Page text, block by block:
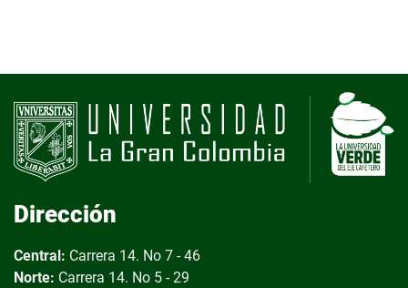
Dirección
Central: Carrera 14. No 7 - 46
Norte: Carrera 14. No 5 - 29